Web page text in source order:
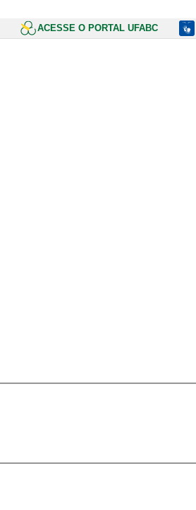
ACESSE O PORTAL UFABC